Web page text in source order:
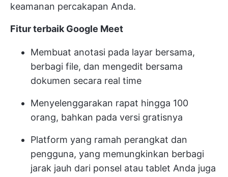
keamanan percakapan Anda.
Fitur terbaik Google Meet
Membuat anotasi pada layar bersama,
berbagi file, dan mengedit bersama
dokumen secara real time
Menyelenggarakan rapat hingga 100
orang, bahkan pada versi gratisnya
Platform yang ramah perangkat dan
pengguna, yang memungkinkan berbagi
jarak jauh dari ponsel atau tablet Anda juga